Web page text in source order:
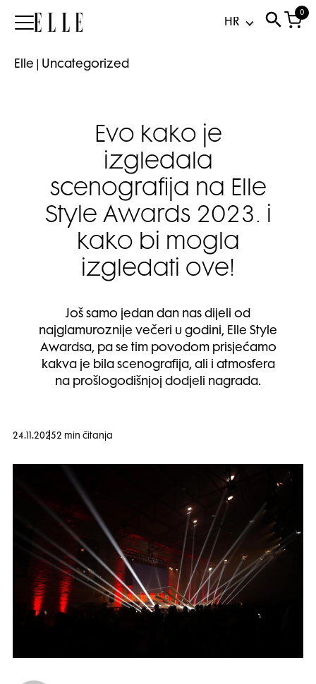
Elle
0
Elle Uncategorized
Evo kako je
izgledala
scenografija na Elle
Style Awards 2023. i
kako bi mogla
izgledati ove!
Još samo jedan dan nas dijeli od
najglamuroznije večeri u godini, Elle Style
Awardsa, pa se tim povodom prisjećamo
kakva je bila scenografija, ali i atmosfera
na prošlogodišnjoj dodjeli nagrada.
24.11.20252 min čitanja